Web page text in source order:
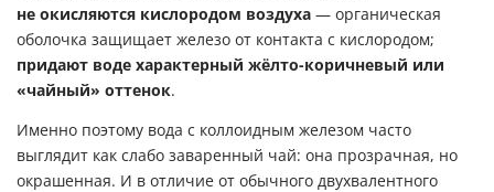
не окисляются кислородом воздуха — органическая
оболочка защищает железо от контакта с кислородом;
придают воде характерный жёлто-коричневый или
«чайный» оттенок.
Именно поэтому вода с коллоидным железом часто
выглядит как слабо заваренный чай: она прозрачная, но
окрашенная. И в отличие от обычного двухвалентного